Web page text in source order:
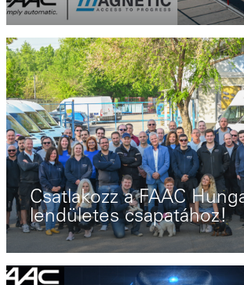
Csatlakozz a FAAC
lendületes csapatához!